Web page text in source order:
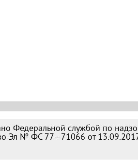
Федеральной службой по
Эл № ФС 77—71066 от